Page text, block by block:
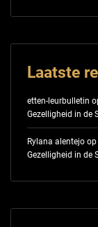
Laatste
etten-leurbulletin
Gezelligheid in de
Rylana alentejoop
Gezelligheid in de